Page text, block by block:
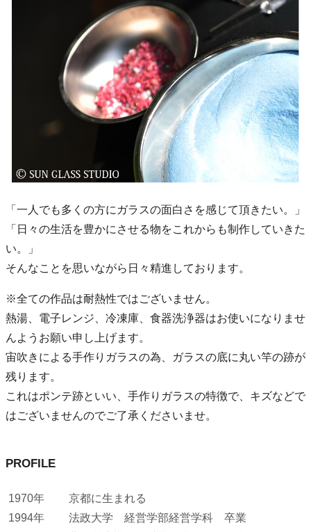
「一人でも多くの方にガラスの面白さを感じて頂きたい。」
「日々の生活を豊かにさせる物をこれからも制作していきた
い。」
そんなことを思いながら日々精進しております。
※全ての作品は耐熱性ではございません。
熱湯、電子レンジ、冷凍庫、食器洗浄器はお使いになりませ
んようお願い申し上げます。
宙吹きによる手作りガラスの為、ガラスの底に丸い竿の跡が
残ります。
これはポンテ跡といい、手作りガラスの特徴で、キズなどで
はございませんのでご了承くださいませ。
PROFILE
1970年
1994年
京都に生まれる
法政大学 経営学部経営学科 卒業